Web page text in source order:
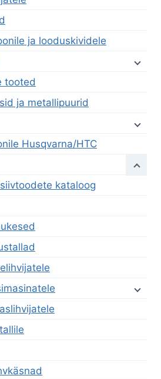
ja looduskividele
tooted
ja metallipuurid
Husqvarna/HTC
kataloog